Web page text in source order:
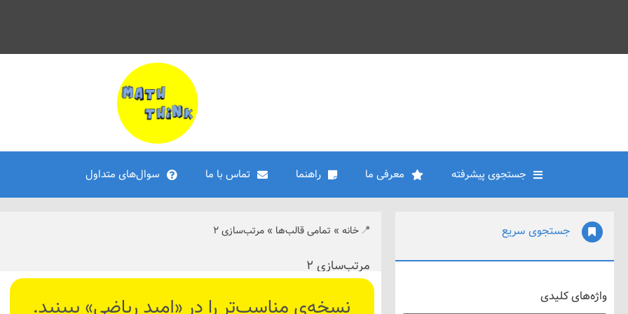
جستجوی پیشرفته معرفی ما راهنما تماس با ما سوال‌های متداول
جستجوی سریع
واژه‌های کلیدی
خانه» تمامی قالب‌ها » مرتب‌سازی ۲
مرتب‌سازی ۲